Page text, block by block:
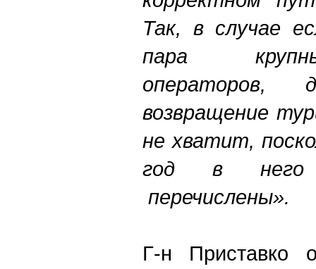
Так, в случае
пара
возвращение
не хватит,
год в него
перечислены».
Г-н Приставко